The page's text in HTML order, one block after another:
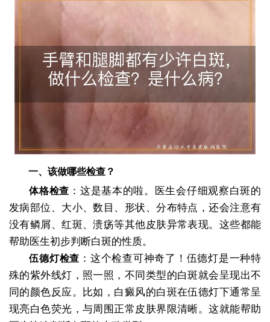
一、该做哪些检查？
体格检查 ：这是基本的啦。医生会仔细观察白斑的
发病部位、大小、数目、形状、分布特点，还会注意有
没有鳞屑、红斑、溃疡等其他皮肤异常表现。这些都能
帮助医生初步判断白斑的性质。
伍德灯检查 ：这个检查可神奇了！伍德灯是一种特
殊的紫外线灯，照一照，不同类型的白斑就会呈现出不
同的颜色反应。比如，白癜风的白斑在伍德灯下通常呈
现亮白色荧光，与周围正常皮肤界限清晰。这就能帮助